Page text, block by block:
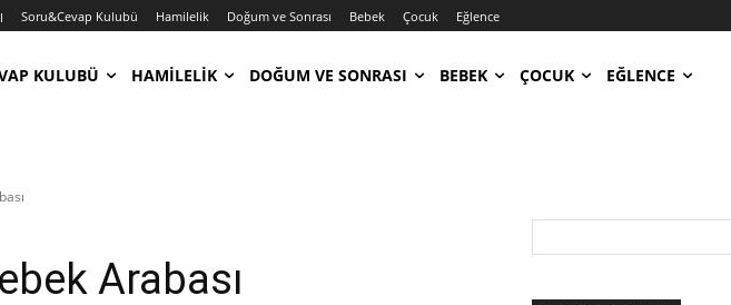
Soru&Cevap Kulubü Hamilelik Doğum ve Sonrası Bebek Çocuk Eğlence
KULUBÜ HAMILELIK DOĞUM VE SONRASI BEBEK ÇOCUK EĞLENCE
Arabası